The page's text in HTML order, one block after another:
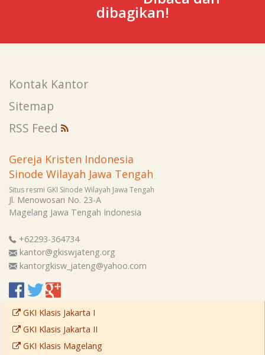
dibagikan!
Kontak Kantor
Sitemap
RSS Feed
Gereja Kristen Indonesia
Sinode Wilayah Jawa Tengah
Situs resmi GKI Sinode Wilayah Jawa Tengah
Jl. Menowosari No. 23-A
Magelang Jawa Tengah Indonesia
+62293-364734
kantor@gkiswjateng.org
kantorgkisw_jateng@yahoo.com
GKI Klasis Jakarta I
GKI Klasis Jakarta II
GKI Klasis Magelang